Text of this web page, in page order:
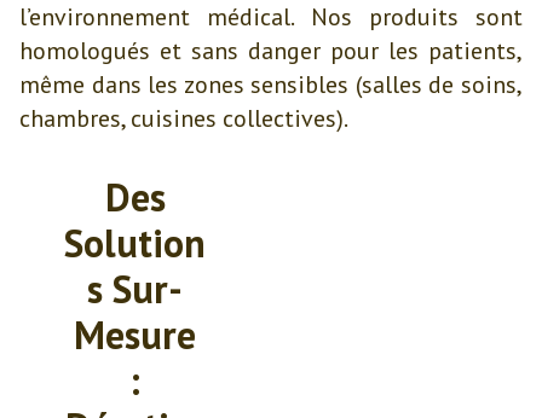
l’environnement médical. Nos produits sont
homologués et sans danger pour les patients,
même dans les zones sensibles (salles de soins,
chambres, cuisines collectives).
Des
Solution
s Sur-
Mesure
: